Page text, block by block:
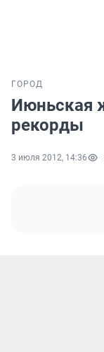
ГОРОД
Июньская
рекорды
3 июля 2012, 14:36